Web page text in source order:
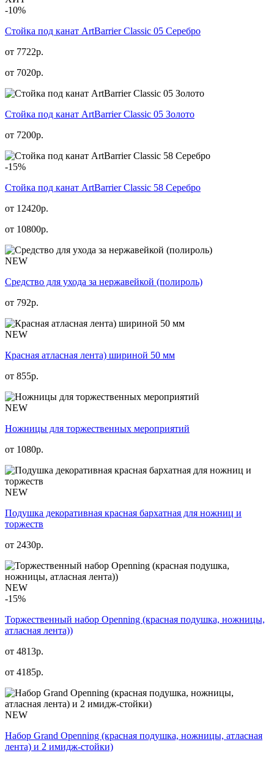
-10%
Стойка под канат ArtBarrier Classic 05 Серебро
от 7722р.
от 7020р.
Стойка под канат ArtBarrier Classic 05 Золото
от 7200р.
-15%
Стойка под канат ArtBarrier Classic 58 Серебро
от 12420р.
от 10800р.
NEW
Средство для ухода за нержавейкой (полироль)
от 792р.
NEW
Красная атласная лента) шириной 50 мм
от 855р.
NEW
Ножницы для торжественных мероприятий
от 1080р.
NEW
Подушка декоративная красная бархатная для ножниц и
торжеств
от 2430р.
NEW
-15%
Торжественный набор Openning (красная подушка, ножницы,
атласная лента))
от 4813р.
от 4185р.
NEW
Набор Grand Openning (красная подушка, ножницы, атласная
лента) и 2 имидж-стойки)